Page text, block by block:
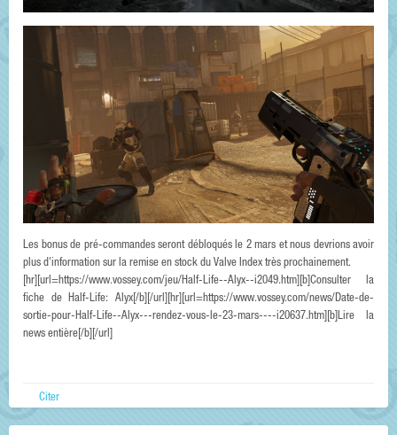
Les bonus de pré-commandes seront débloqués le 2 mars et nous devrions avoir
plus d'information sur la remise en stock du Valve Index très prochainement.
[hr][url=https://www.vossey.com/jeu/Half-Life--Alyx--i2049.htm][b]Consulter la
fiche de Half-Life: Alyx[/b][/url][hr][url=https://www.vossey.com/news/Date-de-
sortie-pour-Half-Life--Alyx---rendez-vous-le-23-mars----i20637.htm][b]Lire la
news entière[/b][/url]
Citer